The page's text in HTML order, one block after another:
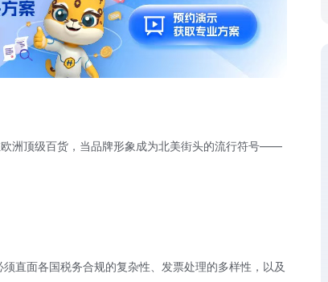
洲顶级百货，当品牌形象成为北美街头的流行符号——
直面各国税务合规的复杂性、发票处理的多样性，以及